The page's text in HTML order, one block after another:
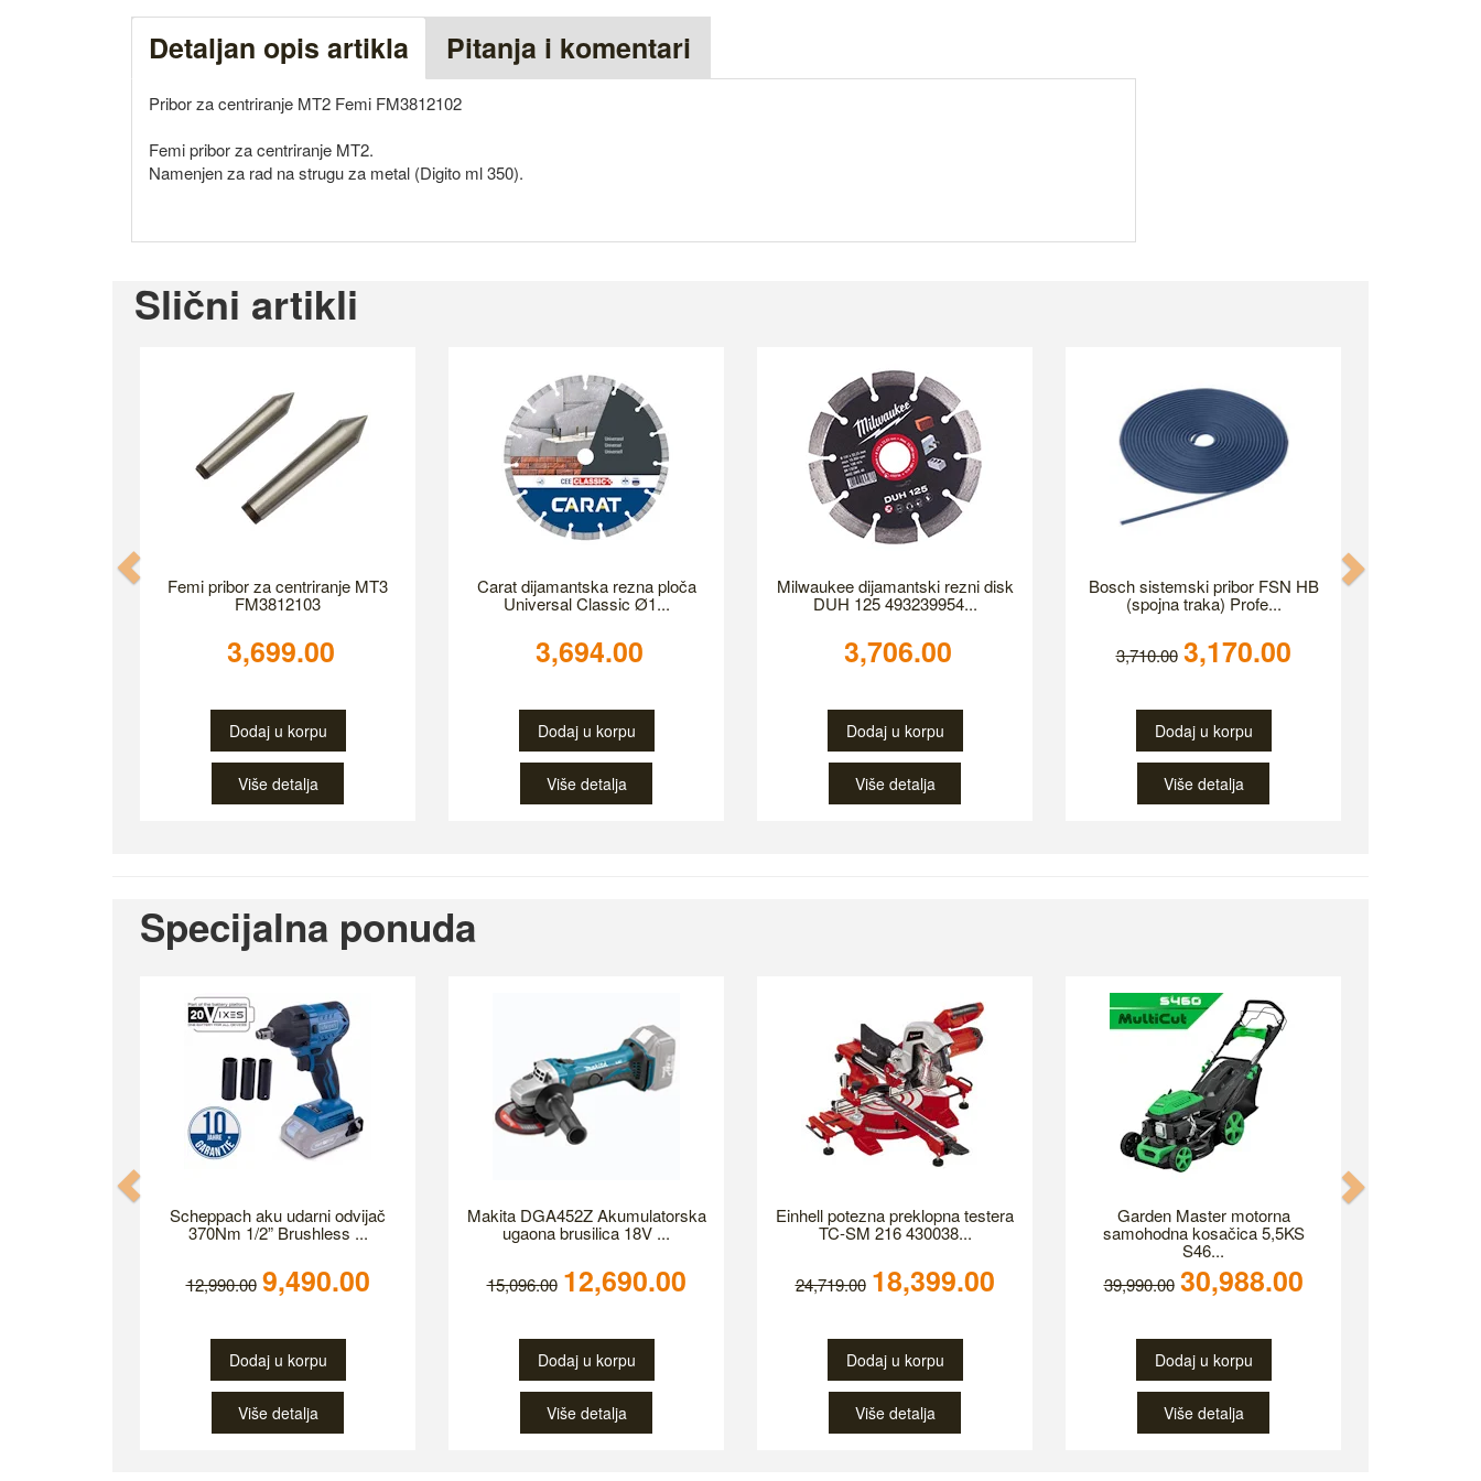
Detaljan opis artikla Pitanja i komentari
Pribor za centriranje MT2 Femi FM3812102
Femi pribor za centriranje MT2.
Namenjen za rad na strugu za metal (Digito ml 350).
Slični artikli
Femi pribor za centriranje MT3
FM3812103
3,699.00
Dodaj u korpu
Više detalja
Carat dijamantska rezna ploča
Universal Classic Ø1...
3,694.00
Dodaj u korpu
Više detalja
Milwaukee dijamantski rezni disk
DUH 125 493239954...
3,706.00
Dodaj u korpu
Više detalja
Bosch sistemski pribor FSN HB
(spojna traka) Profe...
3,710.00 3,170.00
Dodaj u korpu
Više detalja
Specijalna ponuda
Scheppach aku udarni odvijač
370Nm 1/2” Brushless ...
12,990.00 9,490.00
Dodaj u korpu
Više detalja
Makita DGA452Z Akumulatorska
ugaona brusilica 18V ...
15,096.00 12,690.00
Dodaj u korpu
Više detalja
Einhell potezna preklopna testera
TC-SM 216 430038...
24,719.00 18,399.00
Dodaj u korpu
Više detalja
Garden Master motorna
samohodna kosačica 5,5KS
S46...
39,990.00 30,988.00
Dodaj u korpu
Više detalja